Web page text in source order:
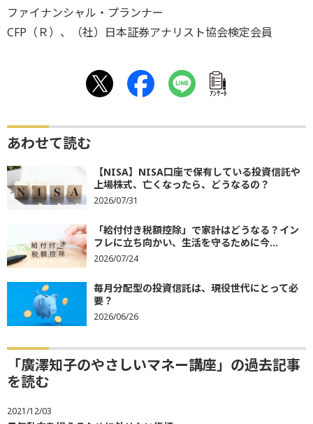
ファイナンシャル・プランナー
CFP（Ｒ）、（社）日本証券アナリスト協会検定会員
ｱﾝｹｰﾄ
あわせて読む
【NISA】NISA口座で保有している投資信託や
上場株式、亡くなったら、どうなるの？
2026/07/31
「給付付き税額控除」で家計はどうなる？イン
フレに立ち向かい、生活を守るために今...
2026/07/24
毎月分配型の投資信託は、現役世代にとって必
要？
2026/06/26
「廣澤知子のやさしいマネー講座」の過去記事
を読む
2021/12/03